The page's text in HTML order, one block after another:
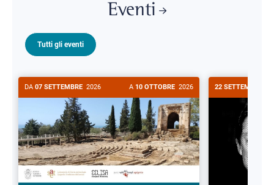
Eventi
Tutti gli eventi
DA 07 SETTEMBRE 2026 A 10 OTTOBRE 2026 22 SETTEMBRE